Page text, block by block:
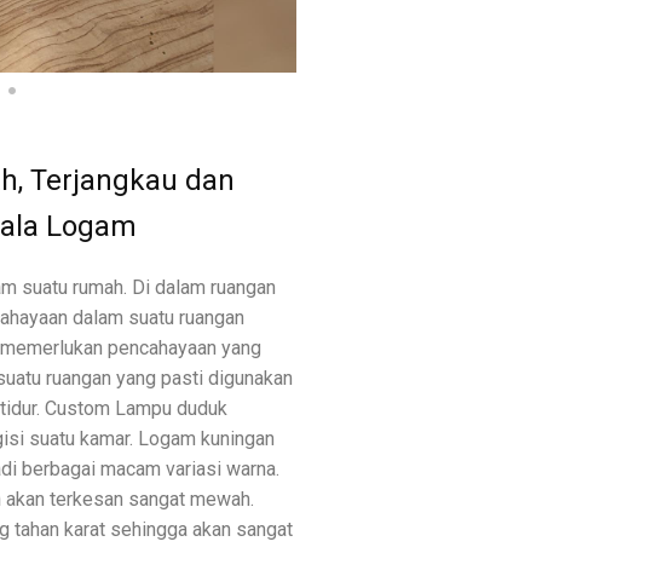
Terjangkau dan
Logam
suatu rumah. Di dalam ruangan
dalam suatu ruangan
pencahayaan yang
ruangan yang pasti digunakan
Custom Lampu duduk
suatu kamar. Logam kuningan
berbagai macam variasi warna.
terkesan sangat mewah.
tahan karat sehingga akan sangat